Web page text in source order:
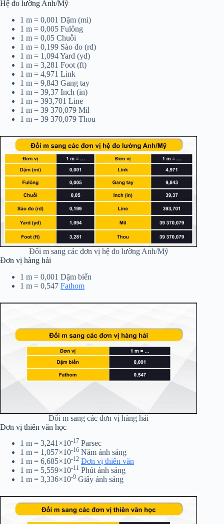
Hệ đo lường Anh/Mỹ
1 m = 0,001 Dặm (mi)
1 m = 0,005 Fulông
1 m = 0,05 Chuỗi
1 m = 0,199 Sào đo (rd)
1 m = 1,094 Yard (yd)
1 m = 3,281 Foot (ft)
1 m = 4,971 Link
1 m = 9,843 Gang tay
1 m = 39,37 Inch (in)
1 m = 393,701 Line
1 m = 39 370,079 Mil
1 m = 39 370,079 Thou
Đổi m sang các đơn vị hệ đo lường Anh/Mỹ
Đơn vị hàng hải
1 m = 0,001 Dặm biển
1 m = 0,547 Fathom
Đổi m sang các đơn vị hàng hải
Đơn vị thiên văn học
1 m = 3,241×10-17 Parsec
1 m = 1,057×10-16 Năm ánh sáng
1 m = 6,685×10-12 Đơn vị thiên văn
1 m = 5,559×10-11 Phút ánh sáng
1 m = 3,336×10-9 Giây ánh sáng